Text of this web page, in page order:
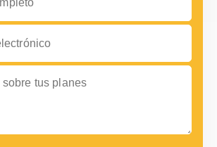
tus planes